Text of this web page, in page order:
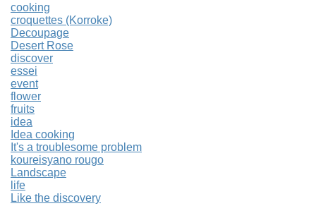
cooking
croquettes (Korroke)
Decoupage
Desert Rose
discover
essei
event
flower
fruits
idea
Idea cooking
It's a troublesome problem
koureisyano rougo
Landscape
life
Like the discovery